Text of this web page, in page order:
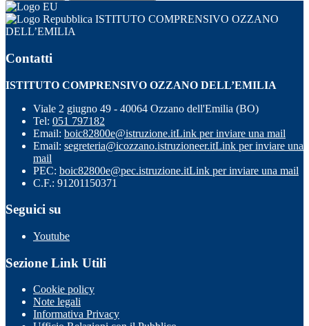
ISTITUTO COMPRENSIVO OZZANO
DELL’EMILIA
Contatti
ISTITUTO COMPRENSIVO OZZANO DELL’EMILIA
Viale 2 giugno 49 - 40064 Ozzano dell'Emilia (BO)
Tel: 051 797182
Email: boic82800e@istruzione.itLink per inviare una mail
Email: segreteria@icozzano.istruzioneer.itLink per inviare una
mail
PEC: boic82800e@pec.istruzione.itLink per inviare una mail
C.F.: 91201150371
Seguici su
Youtube
Sezione Link Utili
Cookie policy
Note legali
Informativa Privacy